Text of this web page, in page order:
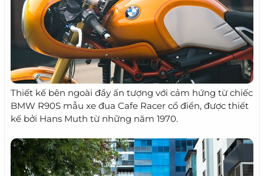
Thiết kế bên ngoài đầy ấn tượng với cảm hứng từ chiếc
BMW R90S mẫu xe đua Cafe Racer cổ điển, được thiết
kế bởi Hans Muth từ những năm 1970.